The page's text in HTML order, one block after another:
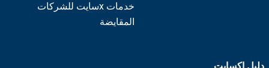
خدمات xسايت للشركات
المقايضة